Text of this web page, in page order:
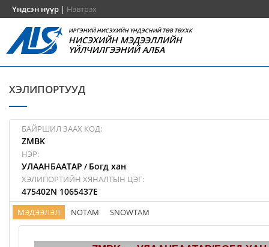
Үндсэн нүүр | Нэвтрэх
ИРГЭНИЙ НИСЭХИЙН ҮНДЭСНИЙ ТӨВ ТӨХХК
НИСЭХИЙН МЭДЭЭЛЛИЙН
ҮЙЛЧИЛГЭЭНИЙ АЛБА
ХЭЛИПОРТУУД
БАЙРШИЛ ЗААХ КОД:
ZMBK
НЭР:
УЛААНБААТАР / Богд хан
ХЭЛИПОРТИЙН ХЯНАЛТЫН ЦЭГ:
475402N 1065437E
МЭДЭЭЛЭЛ NOTAM SNOWTAM